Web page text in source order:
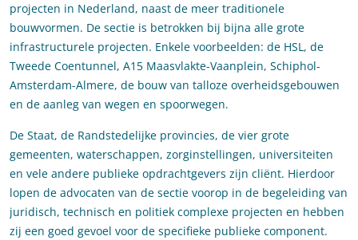
projecten in Nederland, naast de meer traditionele
bouwvormen. De sectie is betrokken bij bijna alle grote
infrastructurele projecten. Enkele voorbeelden: de HSL, de
Tweede Coentunnel, A15 Maasvlakte-Vaanplein, Schiphol-
Amsterdam-Almere, de bouw van talloze overheidsgebouwen
en de aanleg van wegen en spoorwegen.
De Staat, de Randstedelijke provincies, de vier grote
gemeenten, waterschappen, zorginstellingen, universiteiten
en vele andere publieke opdrachtgevers zijn cliënt. Hierdoor
lopen de advocaten van de sectie voorop in de begeleiding van
juridisch, technisch en politiek complexe projecten en hebben
zij een goed gevoel voor de specifieke publieke component.